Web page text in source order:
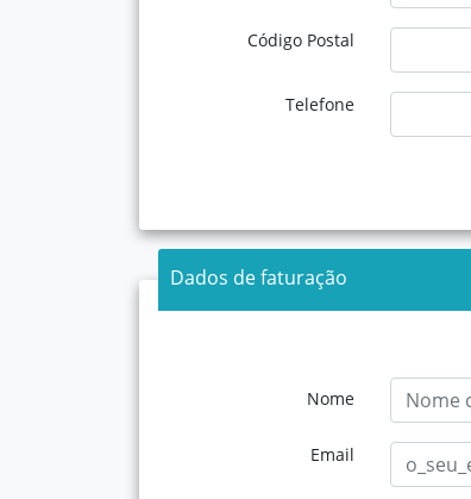
Código Postal
Telefone
Dados de faturação
Nome
Email